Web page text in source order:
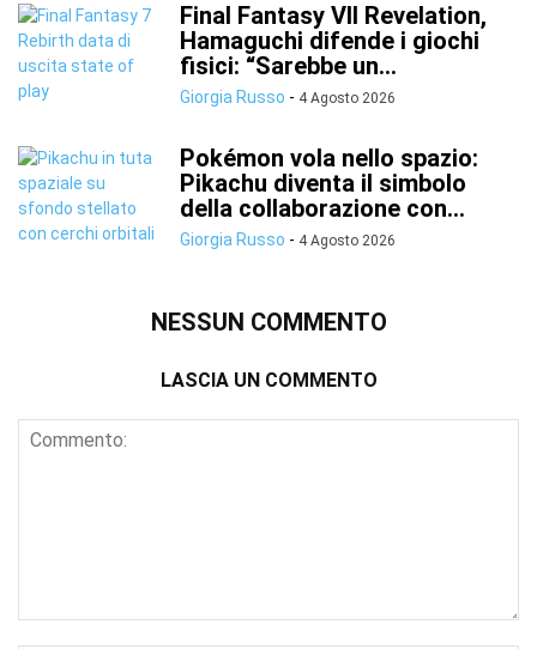
Final Fantasy VII Revelation,
Hamaguchi difende i giochi
fisici: “Sarebbe un...
Giorgia Russo - 4 Agosto 2026
Pokémon vola nello spazio:
Pikachu diventa il simbolo
della collaborazione con...
Giorgia Russo - 4 Agosto 2026
NESSUN COMMENTO
LASCIA UN COMMENTO